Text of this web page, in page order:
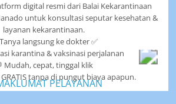
digital resmi dari Balai Kekarantinaan
untuk konsultasi seputar kesehatan &
layanan kekarantinaan.
langsung ke dokter ✅
karantina & vaksinasi perjalanan
Mudah, cepat, tinggal klik
tanpa di pungut biaya apapun.